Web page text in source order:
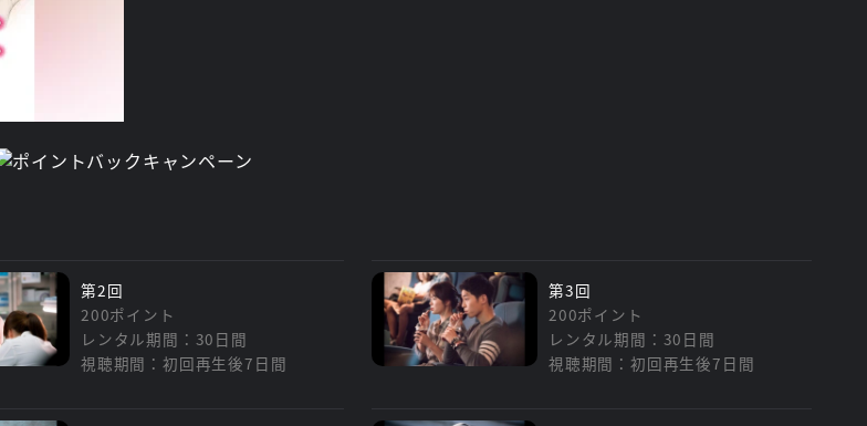
第2回
200ポイント
レンタル期間：30日間
視聴期間：初回再生後7日間
第3回
200ポイント
レンタル期間：30日間
視聴期間：初回再生後7日間